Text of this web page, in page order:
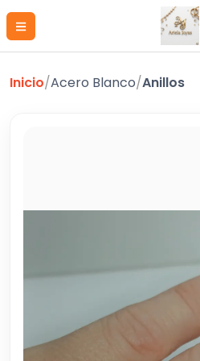
Inicio/Acero Blanco/Anillos